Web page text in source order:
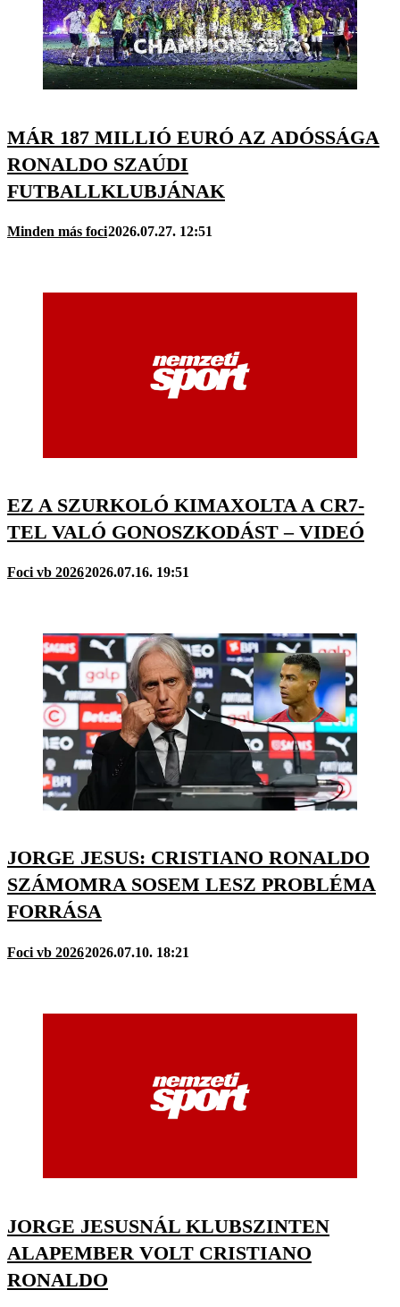
MÁR 187 MILLIÓ EURÓ AZ ADÓSSÁGA
RONALDO SZAÚDI
FUTBALLKLUBJÁNAK
Minden más foci2026.07.27. 12:51
EZ A SZURKOLÓ KIMAXOLTA A CR7-
TEL VALÓ GONOSZKODÁST – VIDEÓ
Foci vb 20262026.07.16. 19:51
JORGE JESUS: CRISTIANO RONALDO
SZÁMOMRA SOSEM LESZ PROBLÉMA
FORRÁSA
Foci vb 20262026.07.10. 18:21
JORGE JESUSNÁL KLUBSZINTEN
ALAPEMBER VOLT CRISTIANO
RONALDO